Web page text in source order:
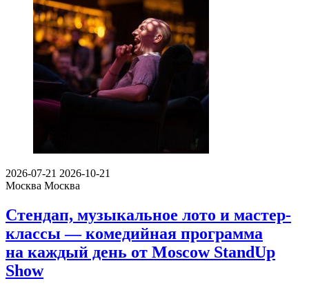
2026-07-21 2026-10-21
Москва Москва
Стендап, музыкальное лото и мастер-
классы — комедийная программа
на каждый день от Moscow StandUp
Show